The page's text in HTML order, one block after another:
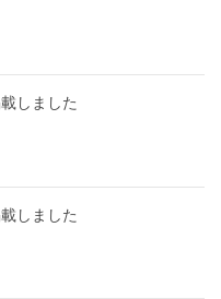
しました
しました